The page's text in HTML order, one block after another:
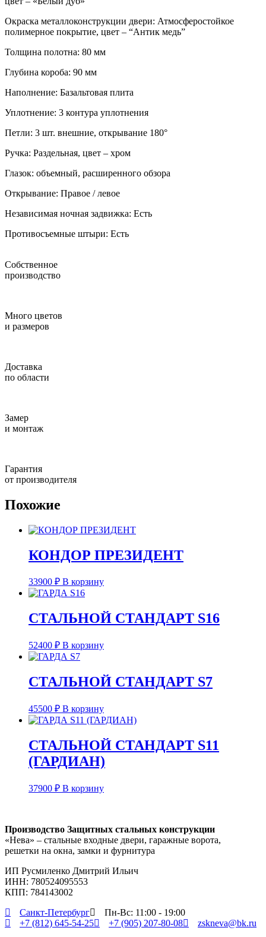
Окраска металлоконструкции двери: Атмосферостойкое
полимерное покрытие, цвет – “Антик медь”
Толщина полотна: 80 мм
Глубина короба: 90 мм
Наполнение: Базальтовая плита
Уплотнение: 3 контура уплотнения
Петли: 3 шт. внешние, открывание 180°
Ручка: Раздельная, цвет – хром
Глазок: объемный, расширенного обзора
Открывание: Правое / левое
Независимая ночная задвижка: Есть
Противосъемные штыри: Есть
Собственное
производство
Много цветов
и размеров
Доставка
по области
Замер
и монтаж
Гарантия
от производителя
Похожие
КОНДОР ПРЕЗИДЕНТ
33900 ₽ В корзину
СТАЛЬНОЙ СТАНДАРТ S16
52400 ₽ В корзину
СТАЛЬНОЙ СТАНДАРТ S7
45500 ₽ В корзину
СТАЛЬНОЙ СТАНДАРТ S11
(ГАРДИАН)
37900 ₽ В корзину
Производство Защитных стальных конструкции
«Нева» – стальные входные двери, гаражные ворота,
решетки на окна, замки и фурнитура
ИП Русмиленко Дмитрий Ильич
ИНН: 780524095553
КПП: 784143002
Санкт-Петербург
Пн-Вс: 11:00 - 19:00
+7 (812) 645-54-25
+7 (905) 207-80-08 zskneva@bk.ru